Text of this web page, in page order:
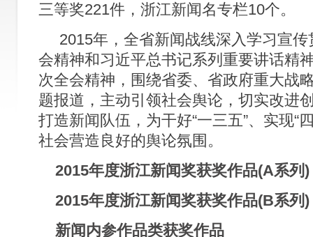
三等奖221件，浙江新闻名专栏10个。
2015年，全省新闻战线深入学习宣传
会精神和习近平总书记系列重要讲话精
次全会精神，围绕省委、省政府重大战
题报道，主动引领社会舆论，切实改进
打造新闻队伍，为干好“一三五”、实现“
社会营造良好的舆论氛围。
2015年度浙江新闻奖获奖作品(A系列)
2015年度浙江新闻奖获奖作品(B系列)
新闻内参作品类获奖作品